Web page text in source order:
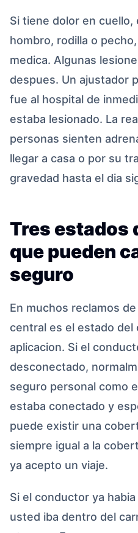
Si tiene dolor en cuello,
hombro, rodilla o
medica. Algunas
despues. Un ajustador
fue al hospital de
estaba lesionado. La
personas sienten
llegar a casa o por su
gravedad hasta el dia
Tres estados
que pueden
seguro
En muchos reclamos
central es el estado del
aplicacion. Si el
desconectado,
seguro personal como
estaba conectado y
puede existir una
siempre igual a la
ya acepto un viaje.
Si el conductor ya
usted iba dentro del